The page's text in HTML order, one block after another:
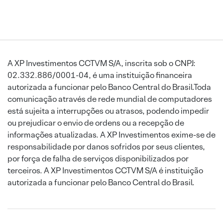
A XP Investimentos CCTVM S/A, inscrita sob o CNPJ:
02.332.886/0001-04, é uma instituição financeira
autorizada a funcionar pelo Banco Central do Brasil.Toda
comunicação através de rede mundial de computadores
está sujeita a interrupções ou atrasos, podendo impedir
ou prejudicar o envio de ordens ou a recepção de
informações atualizadas. A XP Investimentos exime-se de
responsabilidade por danos sofridos por seus clientes,
por força de falha de serviços disponibilizados por
terceiros. A XP Investimentos CCTVM S/A é instituição
autorizada a funcionar pelo Banco Central do Brasil.